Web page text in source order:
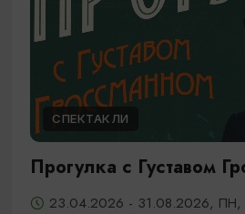
СПЕКТАКЛИ
Прогулка с Густавом
23.04.2026 - 31.08.2026,